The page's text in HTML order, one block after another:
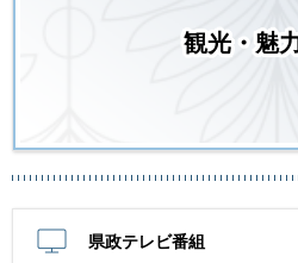
観光・魅
県政テレビ番組